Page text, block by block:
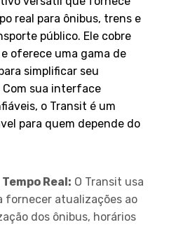
real para ônibus, trens e
público. Ele cobre
oferece uma gama de
simplificar seu
sua interface
o Transit é um
para quem depende do
Real: O Transit usa
fornecer atualizações ao
dos ônibus, horários